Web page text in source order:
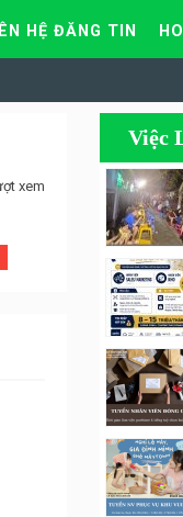
HỆ ĐĂNG TIN
xem
Việc